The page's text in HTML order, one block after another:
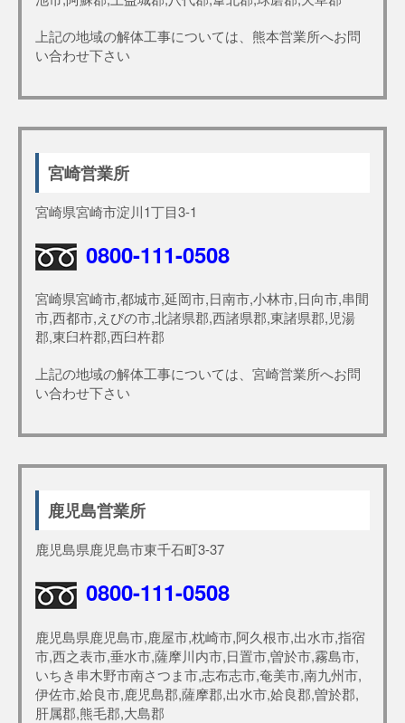
上記の地域の解体工事については、熊本営業所へお問
い合わせ下さい
宮崎営業所
宮崎県宮崎市淀川1丁目3-1
0800-111-0508
宮崎県宮崎市,都城市,延岡市,日南市,小林市,日向市,串間
市,西都市,えびの市,北諸県郡,西諸県郡,東諸県郡,児湯
郡,東臼杵郡,西臼杵郡
上記の地域の解体工事については、宮崎営業所へお問
い合わせ下さい
鹿児島営業所
鹿児島県鹿児島市東千石町3-37
0800-111-0508
鹿児島県鹿児島市,鹿屋市,枕崎市,阿久根市,出水市,指宿
市,西之表市,垂水市,薩摩川内市,日置市,曽於市,霧島市,
いちき串木野市南さつま市,志布志市,奄美市,南九州市,
伊佐市,姶良市,鹿児島郡,薩摩郡,出水市,姶良郡,曽於郡,
肝属郡,熊毛郡,大島郡